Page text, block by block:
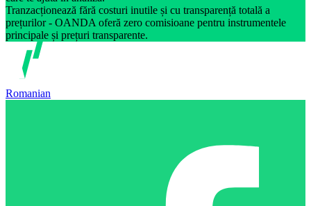
Tranzacționează fără costuri inutile și cu transparență totală a
prețurilor - OANDA oferă zero comisioane pentru instrumentele
principale și prețuri transparente.
Romanian